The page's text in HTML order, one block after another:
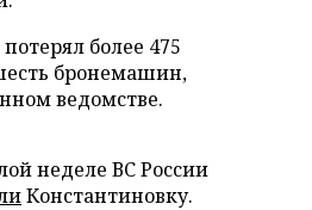
более 475
бронемашин,
ведомстве.
неделе ВС России
Константиновку.